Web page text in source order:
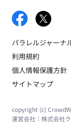
パラレルジャーナ
利用規約
個人情報保護方針
サイトマップ
copyright (c)
運営会社： 株式会社